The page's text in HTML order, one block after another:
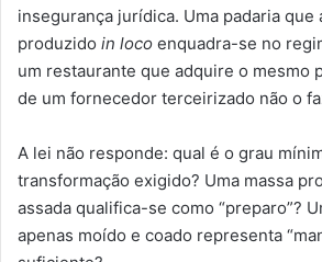
insegurança jurídica. Uma padaria que
produzido in loco enquadra-se no
um restaurante que adquire o mesmo
de um fornecedor terceirizado não o
A lei não responde: qual é o grau
transformação exigido? Uma massa
assada qualifica-se como “preparo”?
apenas moído e coado representa